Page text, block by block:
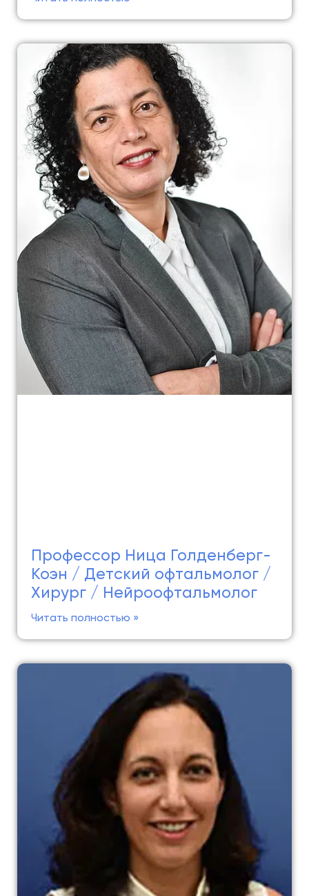
Профессор Ница Голденберг-
Коэн / Детский офтальмолог /
Хирург / Нейроофтальмолог
Читать полностью »